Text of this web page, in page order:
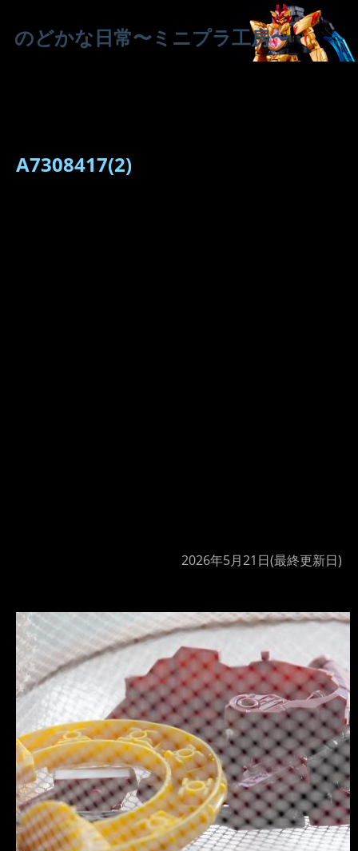
のどかな日常〜ミニプラ工房〜
A7308417(2)
2026年5月21日(最終更新日)